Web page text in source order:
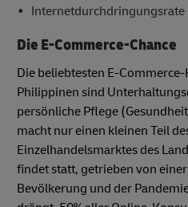
Internetdurchdringungsrate
Die E-Commerce-Chance
Die beliebtesten E-
Philippinen sind
persönliche Pflege
macht nur einen kleinen Teil
Einzelhandelsmarktes des
findet statt, getrieben von
Bevölkerung und der